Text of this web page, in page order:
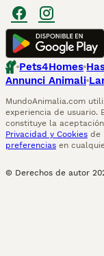
Pets4Homes
Annunci Animali
MundoAnimalia.com
experiencia de usuario.
constituye la
Privacidad y Cookies de
preferencias en
© Derechos de autor